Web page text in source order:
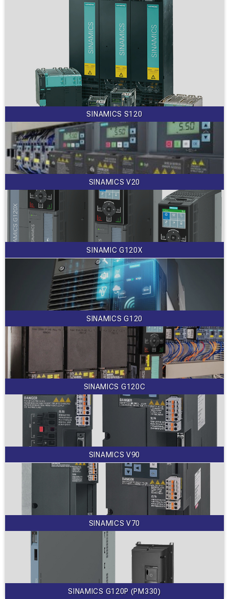
SINAMICS S120
SINAMICS V20
SINAMIC G120X
SINAMICS G120
SINAMICS G120C
SINAMICS V90
SINAMICS V70
SINAMICS G120P (PM330)